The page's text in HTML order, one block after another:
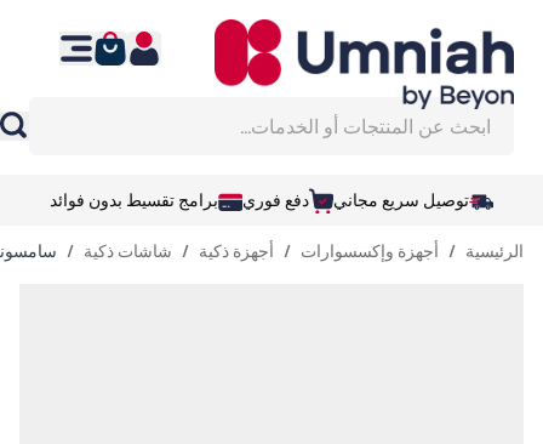
ابحث عن المنتجات أو الخدمات...
توصيل سريع مجاني دفع فوري برامج تقسيط بدون فوائد
الرئيسية / أجهزة وإكسسوارات / أجهزة ذكية / شاشات ذكية /